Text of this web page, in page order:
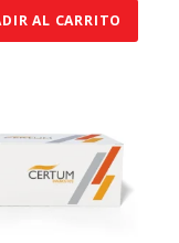
AL CARRITO